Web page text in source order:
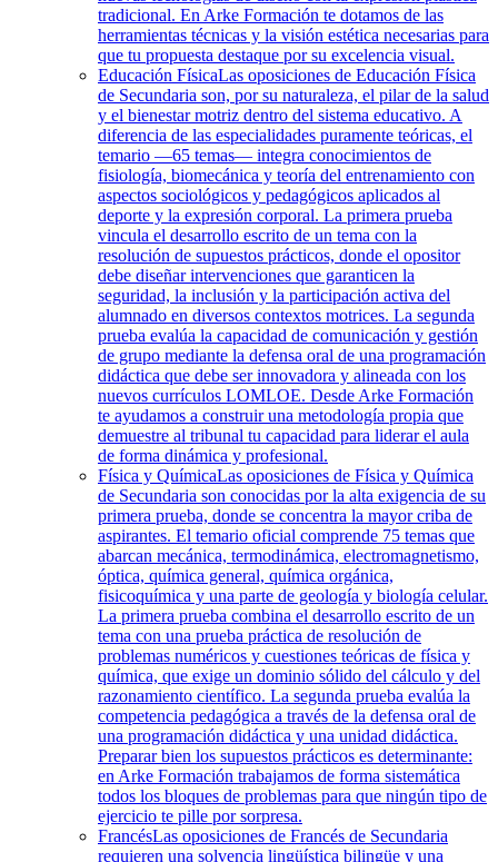
tradicional. En Arke Formación te dotamos de las
herramientas técnicas y la visión estética necesarias para
que tu propuesta destaque por su excelencia visual.
Educación FísicaLas oposiciones de Educación Física
de Secundaria son, por su naturaleza, el pilar de la salud
y el bienestar motriz dentro del sistema educativo. A
diferencia de las especialidades puramente teóricas, el
temario —65 temas— integra conocimientos de
fisiología, biomecánica y teoría del entrenamiento con
aspectos sociológicos y pedagógicos aplicados al
deporte y la expresión corporal. La primera prueba
vincula el desarrollo escrito de un tema con la
resolución de supuestos prácticos, donde el opositor
debe diseñar intervenciones que garanticen la
seguridad, la inclusión y la participación activa del
alumnado en diversos contextos motrices. La segunda
prueba evalúa la capacidad de comunicación y gestión
de grupo mediante la defensa oral de una programación
didáctica que debe ser innovadora y alineada con los
nuevos currículos LOMLOE. Desde Arke Formación
te ayudamos a construir una metodología propia que
demuestre al tribunal tu capacidad para liderar el aula
de forma dinámica y profesional.
Física y QuímicaLas oposiciones de Física y Química
de Secundaria son conocidas por la alta exigencia de su
primera prueba, donde se concentra la mayor criba de
aspirantes. El temario oficial comprende 75 temas que
abarcan mecánica, termodinámica, electromagnetismo,
óptica, química general, química orgánica,
fisicoquímica y una parte de geología y biología celular.
La primera prueba combina el desarrollo escrito de un
tema con una prueba práctica de resolución de
problemas numéricos y cuestiones teóricas de física y
química, que exige un dominio sólido del cálculo y del
razonamiento científico. La segunda prueba evalúa la
competencia pedagógica a través de la defensa oral de
una programación didáctica y una unidad didáctica.
Preparar bien los supuestos prácticos es determinante:
en Arke Formación trabajamos de forma sistemática
todos los bloques de problemas para que ningún tipo de
ejercicio te pille por sorpresa.
FrancésLas oposiciones de Francés de Secundaria
requieren una solvencia lingüística bilingüe y una